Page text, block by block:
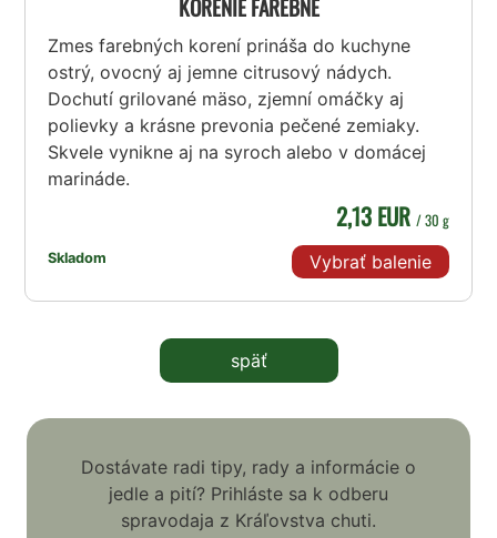
KORENIE FAREBNÉ
Zmes farebných korení prináša do kuchyne
ostrý, ovocný aj jemne citrusový nádych.
Dochutí grilované mäso, zjemní omáčky aj
polievky a krásne prevonia pečené zemiaky.
Skvele vynikne aj na syroch alebo v domácej
marináde.
Skladom
2,13 EUR / 30 g
Vybrať balenie
späť
Dostávate radi tipy, rady a informácie o
jedle a pití? Prihláste sa k odberu
spravodaja z Kráľovstva chuti.